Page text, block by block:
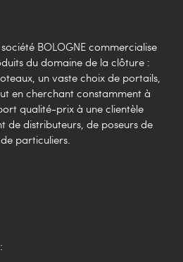
BOLOGNE commercialise
du domaine de la clôture :
un vaste choix de portails,
en cherchant constamment à
qualité-prix à une clientèle
de distributeurs, de poseurs de
particuliers.